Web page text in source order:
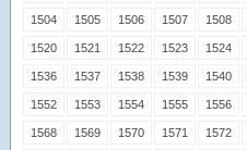
1504 1505 1506 1507 1508
1520 1521 1522 1523 1524
1536 1537 1538 1539 1540
1552 1553 1554 1555 1556
1568 1569 1570 1571 1572